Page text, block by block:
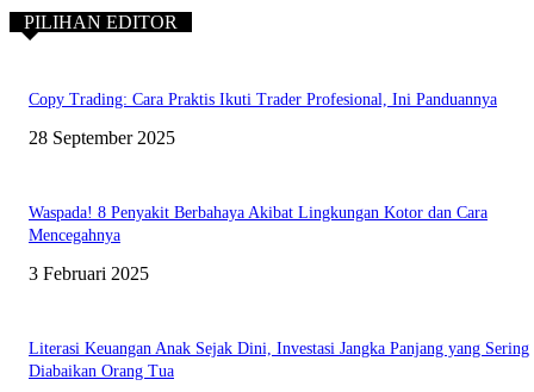
PILIHAN EDITOR
Copy Trading: Cara Praktis Ikuti Trader Profesional, Ini Panduannya
28 September 2025
Waspada! 8 Penyakit Berbahaya Akibat Lingkungan Kotor dan Cara
Mencegahnya
3 Februari 2025
Literasi Keuangan Anak Sejak Dini, Investasi Jangka Panjang yang Sering
Diabaikan Orang Tua